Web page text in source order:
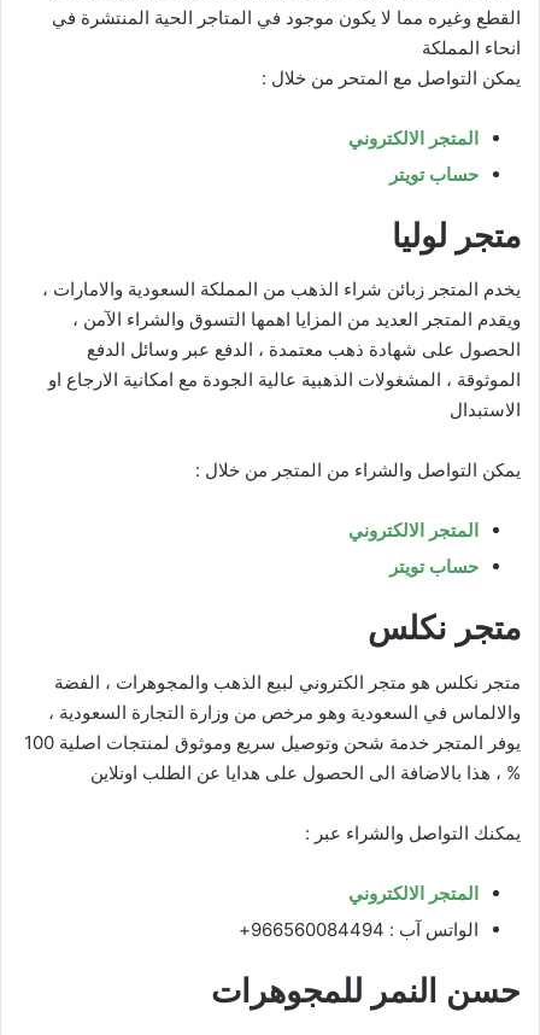
القطع وغيره مما لا يكون موجود في المتاجر الحية المنتشرة في
انحاء المملكة
يمكن التواصل مع المتحر من خلال :
المتجر الالكتروني
حساب تويتر
متجر لوليا
يخدم المتجر زبائن شراء الذهب من المملكة السعودية والامارات ،
ويقدم المتجر العديد من المزايا اهمها التسوق والشراء الآمن ،
الحصول على شهادة ذهب معتمدة ، الدفع عبر وسائل الدفع
الموثوقة ، المشغولات الذهبية عالية الجودة مع امكانية الارجاع او
الاستبدال
يمكن التواصل والشراء من المتجر من خلال :
المتجر الالكتروني
حساب تويتر
متجر نكلس
متجر نكلس هو متجر الكتروني لبيع الذهب والمجوهرات ، الفضة
والالماس في السعودية وهو مرخص من وزارة التجارة السعودية ،
يوفر المتجر خدمة شحن وتوصيل سريع وموثوق لمنتجات اصلية 100
% ، هذا بالاضافة الى الحصول على هدايا عن الطلب اونلاين
يمكنك التواصل والشراء عبر :
المتجر الالكتروني
الواتس آب : 966560084494+
حسن النمر للمجوهرات